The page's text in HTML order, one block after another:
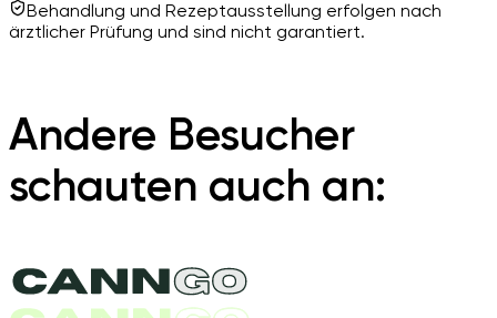
Behandlung und Rezeptausstellung erfolgen nach
ärztlicher Prüfung und sind nicht garantiert.
Andere Besucher
schauten auch an: